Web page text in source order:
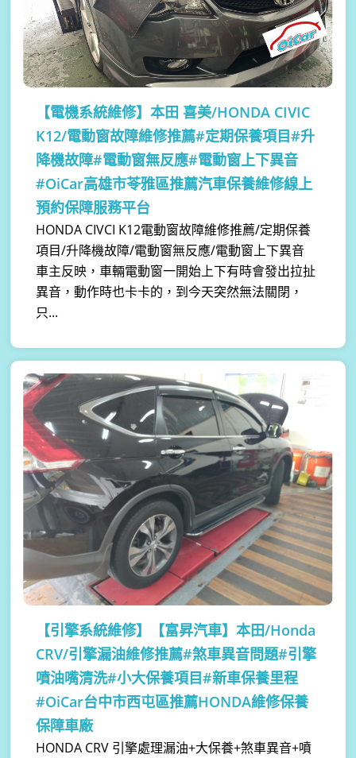
【電機系統維修】本田 喜美/HONDA CIVIC
K12/電動窗故障維修推薦#定期保養項目#升
降機故障#電動窗無反應#電動窗上下異音
#OiCar高雄市苓雅區推薦汽車保養維修線上
預約保障服務平台
HONDA CIVCI K12電動窗故障維修推薦/定期保養
項目/升降機故障/電動窗無反應/電動窗上下異音
車主反映，車輛電動窗一開始上下有時會發出拉扯
異音，動作時也卡卡的，到今天突然無法關閉，
只...
【引擎系統維修】
【富昇汽車】本田/Honda
CRV/引擎漏油維修推薦#煞車異音問題#引擎
噴油嘴清洗#小大保養項目#新車保養里程
#OiCar台中市西屯區推薦HONDA維修保養
保障車廠
HONDA CRV 引擎處理漏油+大保養+煞車異音+噴